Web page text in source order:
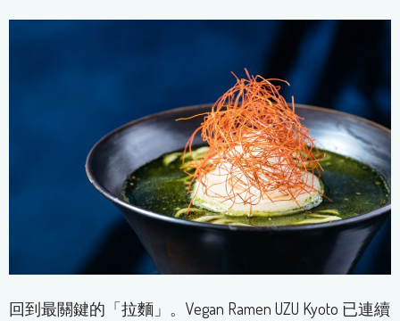
回到最關鍵的「拉麵」。Vegan Ramen UZU Kyoto 已連續